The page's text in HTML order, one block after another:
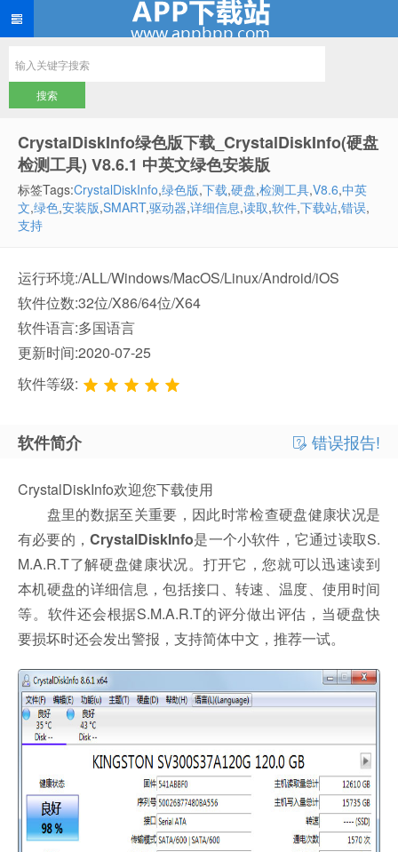
CrystalDiskInfo绿色版下载_CrystalDiskInfo(硬盘
检测工具) V8.6.1 中英文绿色安装版
标签Tags:CrystalDiskInfo,绿色版,下载,硬盘,检测工具,V8.6,中英
文,绿色,安装版,SMART,驱动器,详细信息,读取,软件,下载站,错误,
支持
运行环境:/ALL/Windows/MacOS/Linux/Android/iOS
软件位数:32位/X86/64位/X64
软件语言:多国语言
更新时间:2020-07-25
软件等级:
软件简介 错误报告!
CrystalDiskInfo欢迎您下载使用
盘里的数据至关重要，因此时常检查硬盘健康状况是
有必要的，CrystalDiskInfo是一个小软件，它通过读取S.
M.A.R.T了解硬盘健康状况。打开它，您就可以迅速读到
本机硬盘的详细信息，包括接口、转速、温度、使用时间
等。软件还会根据S.M.A.R.T的评分做出评估，当硬盘快
要损坏时还会发出警报，支持简体中文，推荐一试。